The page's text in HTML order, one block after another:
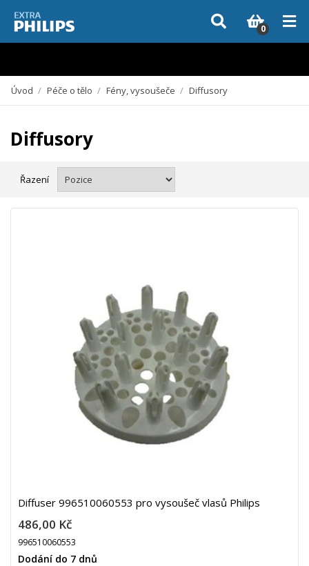
Vzhledem k aktuální situaci se může dodání dílů, které nejsou skladem,
zpozdit. Děkujeme za pochopení.
0
Úvod / Péče o tělo / Fény, vysoušeče / Diffusory
Diffusory
Řazení
Diffuser 996510060553 pro vysoušeč vlasů Philips
486,00 Kč
996510060553
Dodání do 7 dnů